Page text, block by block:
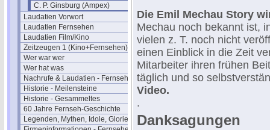
C. P. Ginsburg (Ampex)
Laudatien Vorwort
Laudatien Fernsehen
Laudatien Film/Kino
Zeitzeugen 1 (Kino+Fernsehen)
Wer war wer
Wer hat was
Nachrufe & Laudatien - Fernsehen
Historie - Meilensteine
Historie - Gesammeltes
60 Jahre Fernseh-Geschichte
Legenden, Mythen, Idole, Glorie
Die Emil Mechau Story
Mechau noch bekannt ist,
vielen z. T. noch nicht
einen Einblick in die Zeit
Mitarbeiter ihren frühen
täglich und so
Video.
.
Danksagungen